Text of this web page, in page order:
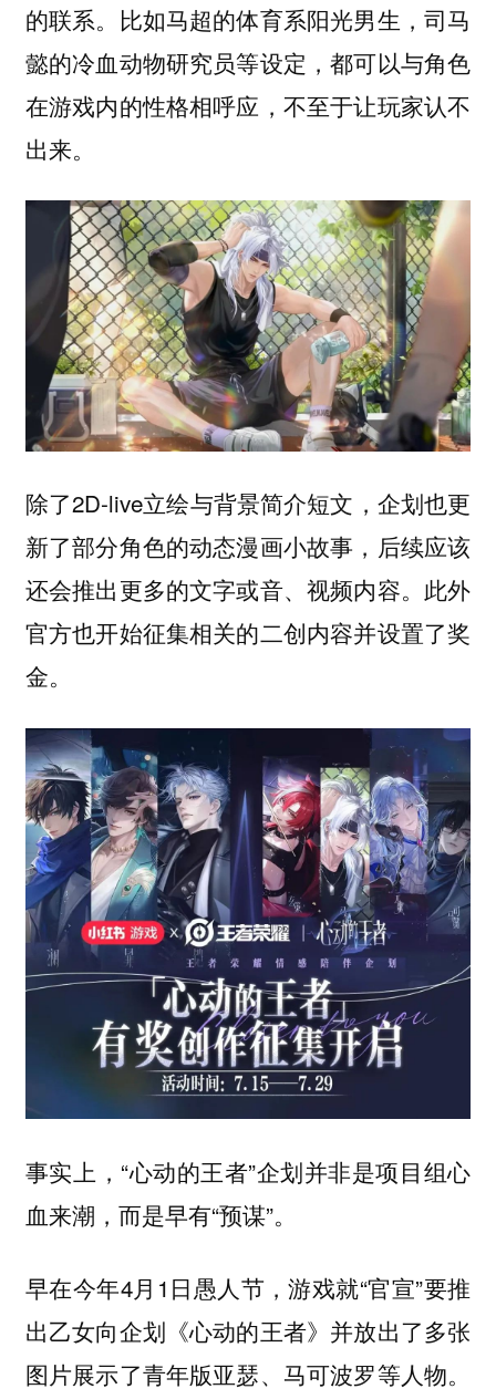
的联系。比如马超的体育系阳光男生，司马
懿的冷血动物研究员等设定，都可以与角色
在游戏内的性格相呼应，不至于让玩家认不
出来。
除了2D-live立绘与背景简介短文，企划也更
新了部分角色的动态漫画小故事，后续应该
还会推出更多的文字或音、视频内容。此外
官方也开始征集相关的二创内容并设置了奖
金。
事实上，“心动的王者”企划并非是项目组心
血来潮，而是早有“预谋”。
早在今年4月1日愚人节，游戏就“官宣”要推
出乙女向企划《心动的王者》并放出了多张
图片展示了青年版亚瑟、马可波罗等人物。